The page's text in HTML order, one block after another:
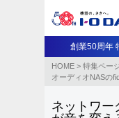
創業50周年
HOME > 特集ペー
オーディオNASの
ネットワー